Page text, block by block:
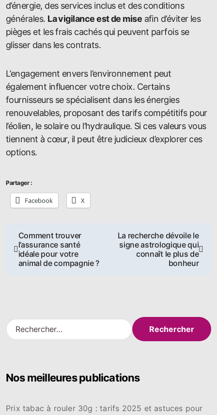
d’énergie, des services inclus et des conditions
générales. La vigilance est de mise afin d’éviter les
pièges et les frais cachés qui peuvent parfois se
glisser dans les contrats.
L’engagement envers l’environnement peut
également influencer votre choix. Certains
fournisseurs se spécialisent dans les énergies
renouvelables, proposant des tarifs compétitifs pour
l’éolien, le solaire ou l’hydraulique. Si ces valeurs vous
tiennent à cœur, il peut être judicieux d’explorer ces
options.
Partager :
Facebook X
Navigation
de
Comment trouver
l’assurance santé
idéale pour votre
animal de compagnie ?
La recherche dévoile le
signe astrologique qui
connaît le plus de
bonheur
R
e
r
e
Nos meilleures publications
Prix tabac à rouler 30g : tarifs 2025 et astuces pour